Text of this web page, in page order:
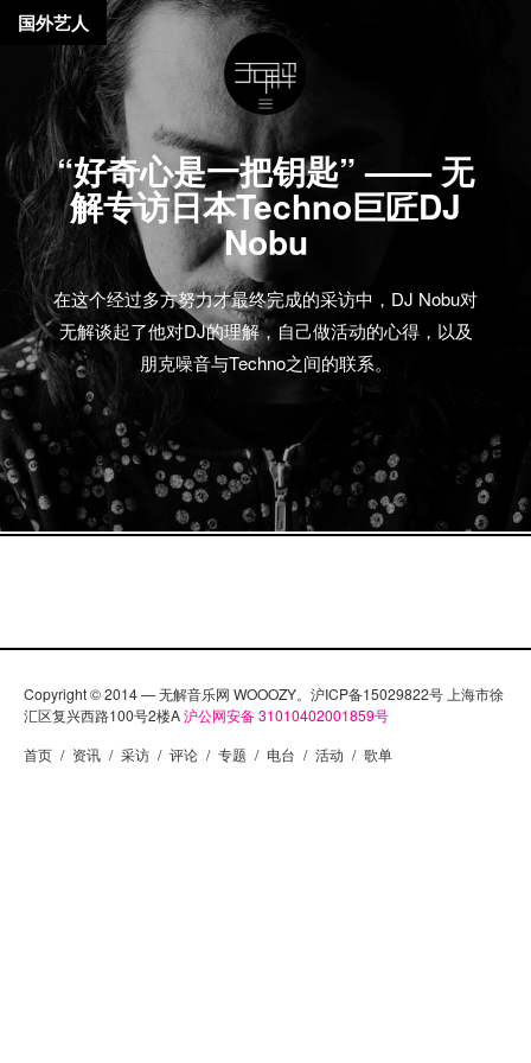
“好奇心是一把钥匙” —— 无
解专访日本Techno巨匠DJ
Nobu
在这个经过多方努力才最终完成的采访中，DJ Nobu对
无解谈起了他对DJ的理解，自己做活动的心得，以及
朋克噪音与Techno之间的联系。
国外艺人
Copyright © 2014 — 无解音乐网 WOOOZY。沪ICP备15029822号 上海市徐
汇区复兴西路100号2楼A沪公网安备 31010402001859号
首页 / 资讯 / 采访 / 评论 / 专题 / 电台 / 活动 / 歌单